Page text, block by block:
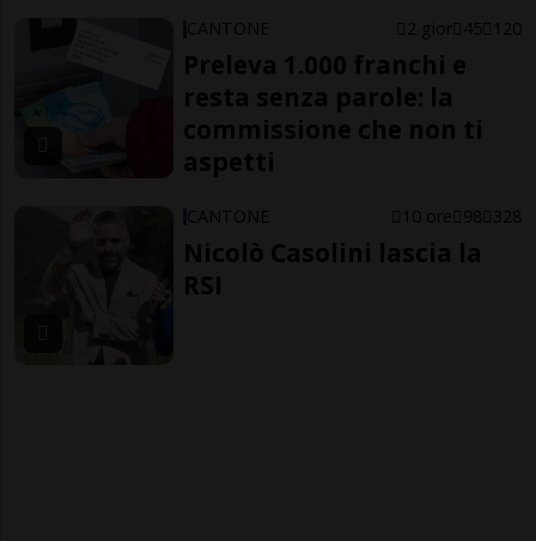
CANTONE 2 gior 45 120
Preleva 1.000 franchi e
resta senza parole: la
commissione che non ti
aspetti
CANTONE 10 ore 98 328
Nicolò Casolini lascia la
RSI